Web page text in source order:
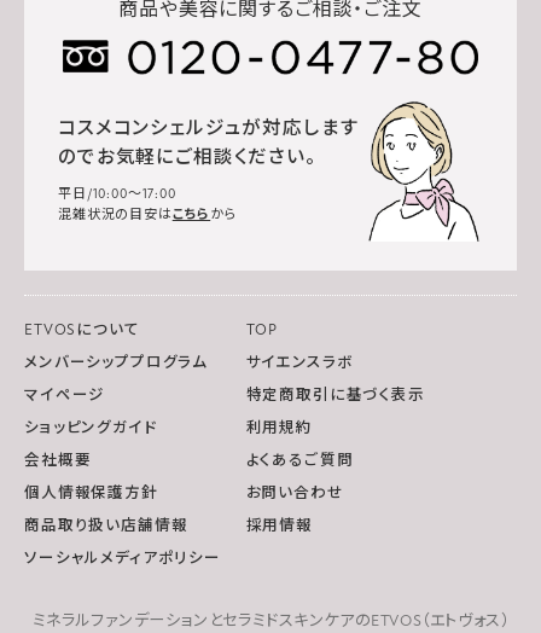
商品や美容に関するご相談・ご注文
コスメコンシェルジュが対応します
のでお気軽にご相談ください。
平日/10:00～17:00
混雑状況の目安はこちら から
ETVOSについて
TOP
メンバーシッププログラム
サイエンスラボ
マイページ
特定商取引に基づく表示
ショッピングガイド
利用規約
会社概要
よくあるご質問
個人情報保護方針
お問い合わせ
商品取り扱い店舗情報
採用情報
ソーシャルメディアポリシー
ミネラルファンデーションとセラミドスキンケアのETVOS（エトヴォス）